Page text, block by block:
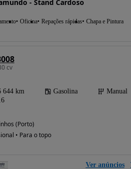
- Stand Cardoso
Oficina Repações rápidas Chapa e Pintura
cv
644 km Gasolina
Manual
(Porto)
• Para o topo
Ver anúncios